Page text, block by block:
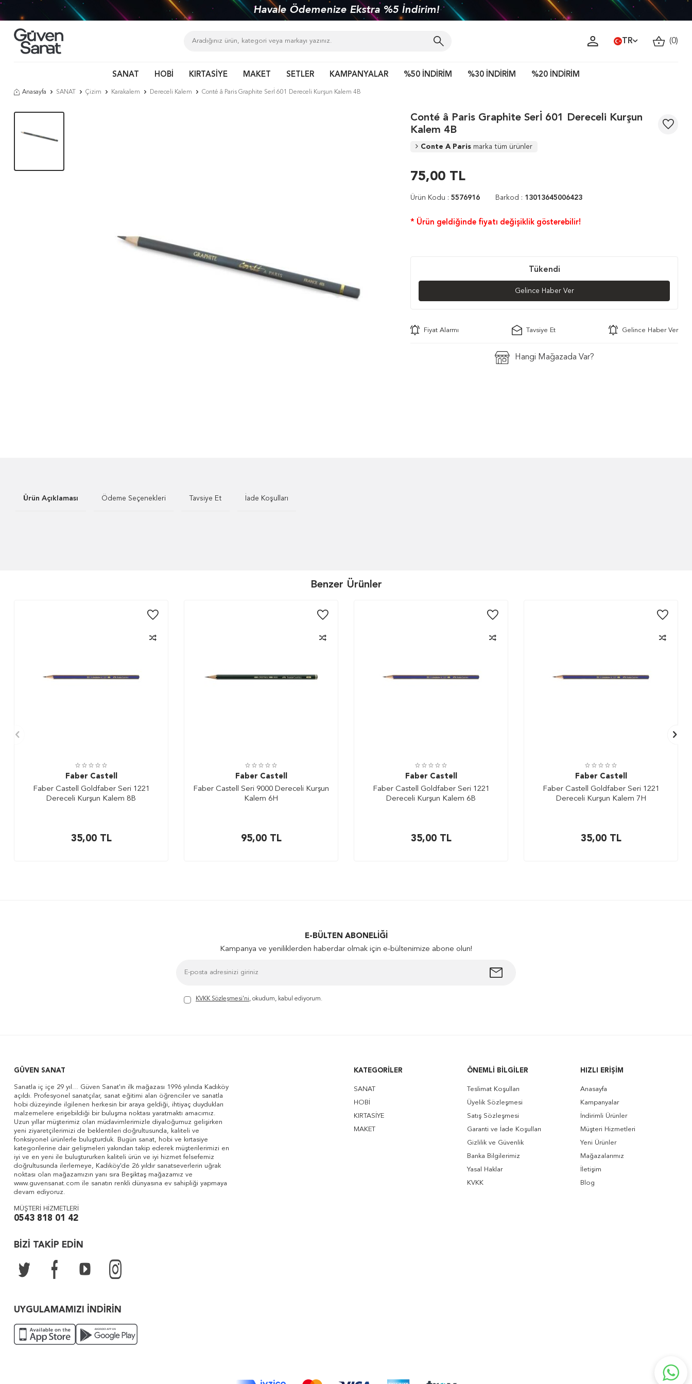
Havale Ödemenize Ekstra %5 İndirim!
TR (0)
SANAT HOBİ KIRTASİYE MAKET SETLER KAMPANYALAR %50 İNDİRİM %30 İNDİRİM %20 İNDİRİM
Anasayfa SANAT Çizim Karakalem Dereceli Kalem Conté â Paris Graphite Serİ 601 Dereceli Kurşun Kalem 4B
Conté â Paris Graphite Serİ 601 Dereceli Kurşun
Kalem 4B
Conte A Paris marka tüm ürünler
75,00 TL
Ürün Kodu : 5576916 Barkod : 13013645006423
* Ürün geldiğinde fiyatı değişiklik gösterebilir!
Tükendi
Gelince Haber Ver
Fiyat Alarmı Tavsiye Et Gelince Haber Ver
Hangi Mağazada Var?
Ürün Açıklaması Ödeme Seçenekleri Tavsiye Et İade Koşulları
Benzer Ürünler
Faber Castell
Faber Castell Goldfaber Seri 1221
Dereceli Kurşun Kalem 8B
35,00TL
Faber Castell
Faber Castell Seri 9000 Dereceli Kurşun
Kalem 6H
95,00TL
Faber Castell
Faber Castell Goldfaber Seri 1221
Dereceli Kurşun Kalem 6B
35,00TL
Faber Castell
Faber Castell Goldfaber Seri 1221
Dereceli Kurşun Kalem 7H
35,00TL
E-BÜLTEN ABONELIĞI
Kampanya ve yeniliklerden haberdar olmak için e-bültenimize abone olun!
KVKK Sözleşmesi'ni, okudum, kabul ediyorum.
GÜVEN SANAT
Sanatla iç içe 29 yıl... Güven Sanat'ın ilk mağazası 1996 yılında Kadıköy
açıldı. Profesyonel sanatçılar, sanat eğitimi alan öğrenciler ve sanatla
hobi düzeyinde ilgilenen herkesin bir araya geldiği, ihtiyaç duydukları
malzemelere erişebildiği bir buluşma noktası yaratmaktı amacımız.
Uzun yıllar müşterimiz olan müdavimlerimizle diyaloğumuz gelişirken
yeni ziyaretçilerimizi de beklentileri doğrultusunda, kaliteli ve
fonksiyonel ürünlerle buluşturduk. Bugün sanat, hobi ve kırtasiye
kategorilerine dair gelişmeleri yakından takip ederek müşterilerimizi en
iyi ve en yeni ile buluştururken kaliteli ürün ve iyi hizmet felsefemiz
doğrultusunda ilerlemeye, Kadıköy'de 26 yıldır sanatseverlerin uğrak
noktası olan mağazamızın yanı sıra Beşiktaş mağazamız ve
www.guvensanat.com ile sanatın renkli dünyasına ev sahipliği yapmaya
devam ediyoruz.
MÜŞTERİ HİZMETLERİ
0543 818 01 42
BİZİ TAKİP EDİN
UYGULAMAMIZI İNDİRİN
KATEGORILER
SANAT
HOBİ
KIRTASİYE
MAKET
ÖNEMLI BILGILER
Teslimat Koşulları
Üyelik Sözleşmesi
Satış Sözleşmesi
Garanti ve İade Koşulları
Gizlilik ve Güvenlik
Banka Bilgilerimiz
Yasal Haklar
KVKK
HIZLI ERIŞIM
Anasayfa
Kampanyalar
İndirimli Ürünler
Müşteri Hizmetleri
Yeni Ürünler
Mağazalarımız
İletişim
Blog